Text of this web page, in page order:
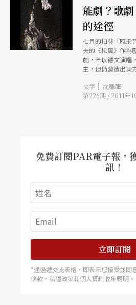
能劇？歌
的途徑
七月的柏林「感染
夫的《松風》作為
劇，全以德文演唱
主，但仍營造出東
撞，和能劇中沉緩
文字 | 沈雕龍
第226期 / 2011年
免費訂閱PAR電子報，
訊！
立即訂閱
*通過遞交此表格，即表示您接受並同
條款，私隱政策和個人資料收集聲明。